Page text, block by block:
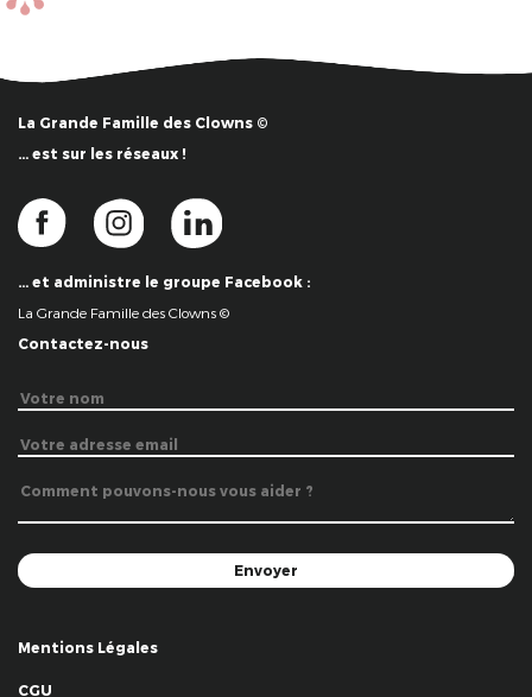
La Grande Famille des Clowns ©
… est sur les réseaux !
… et administre le groupe Facebook :
La Grande Famille des Clowns ©
Contactez-nous
Mentions Légales
CGU